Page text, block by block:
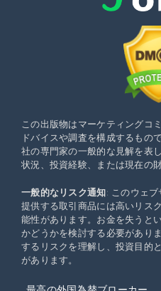
この出版物はマーケティングコ
ドバイスや調査を構成するもの
社の専門家の一般的な見解を表
状況、投資経験、または現在の
一般的なリスク通知: このウェ
提供する取引商品には高いリス
能性があります。お金を失うと
かどうかを検討する必要があり
するリスクを理解し、投資目的
があります。